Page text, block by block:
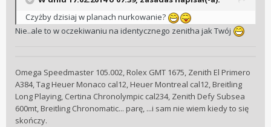
Czyżby dzisiaj w planach nurkowanie?
Nie..ale to w oczekiwaniu na identycznego zenitha jak Twój
Omega Speedmaster 105.002, Rolex GMT 1675, Zenith El Primero
A384, Tag Heuer Monaco cal12, Heuer Montreal cal12, Breitling
Long Playing, Certina Chronolympic cal234, Zenith Defy Subsea
600mt, Breitling Chronomatic... parę, ...i sam nie wiem kiedy to się
skończy.